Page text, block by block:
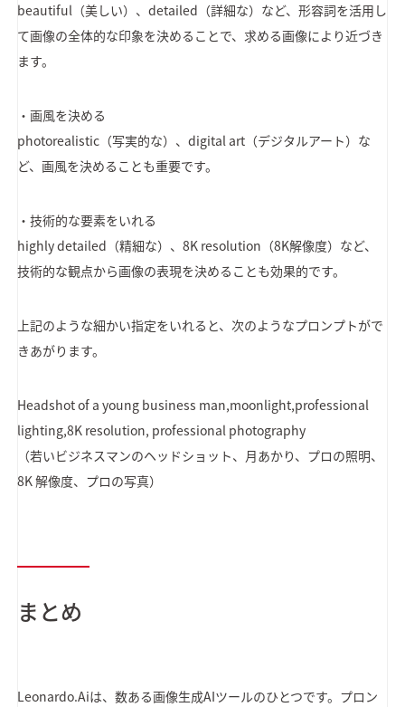
beautiful（美しい）、detailed（詳細な）など、形容詞を活用し
て画像の全体的な印象を決めることで、求める画像により近づき
ます。
・画風を決める
photorealistic（写実的な）、digital art（デジタルアート）な
ど、画風を決めることも重要です。
・技術的な要素をいれる
highly detailed（精細な）、8K resolution（8K解像度）など、
技術的な観点から画像の表現を決めることも効果的です。
上記のような細かい指定をいれると、次のようなプロンプトがで
きあがります。
Headshot of a young business man,moonlight,professional
lighting,8K resolution, professional photography
（若いビジネスマンのヘッドショット、月あかり、プロの照明、
8K 解像度、プロの写真）
まとめ
Leonardo.Aiは、数ある画像生成AIツールのひとつです。プロン